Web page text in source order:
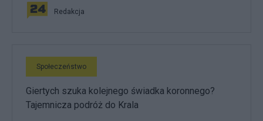
Redakcja
Społeczeństwo
Giertych szuka kolejnego świadka koronnego?
Tajemnicza podróż do Krala